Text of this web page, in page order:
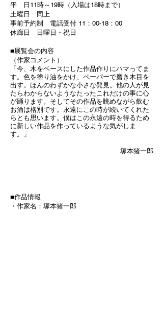
平 日11時～19時（入場は18時まで）
土曜日 同上
事前予約制 電話受付 11：00-18：00
休廊日 日曜日・祝日
■展覧会の内容
（作家コメント）
「今、木をベースにした作品作りにハマってま
す。色を塗り油をかけ、ペーパーで磨き木目を
出す。ほんのわずかな小さな発見。他の人が見
たらわからないようなたったこれだけの事に心
が踊ります。そしてその作品を眺めながら飲む
お酒は格別です。永遠にこの時が続いてくれた
らとも思います。僕はこの永遠の時を得るため
に新しい作品を作っているような気がしま
す。」
塚本猪一郎
■作品情報
・作家名：塚本猪一郎